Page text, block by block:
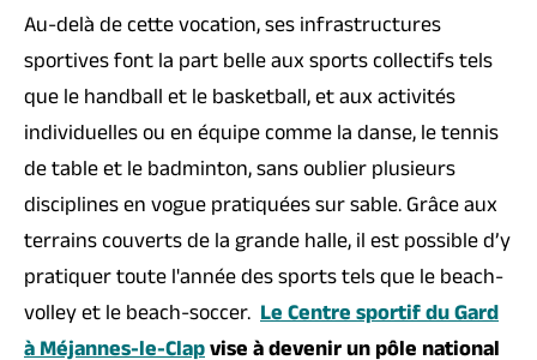
Au-delà de cette vocation, ses infrastructures
sportives font la part belle aux sports collectifs tels
que le handball et le basketball, et aux activités
individuelles ou en équipe comme la danse, le tennis
de table et le badminton, sans oublier plusieurs
disciplines en vogue pratiquées sur sable. Grâce aux
terrains couverts de la grande halle, il est possible d’y
pratiquer toute l'année des sports tels que le beach-
volley et le beach-soccer. Le Centre sportif du Gard
à Méjannes-le-Clapvise à devenir un pôle national